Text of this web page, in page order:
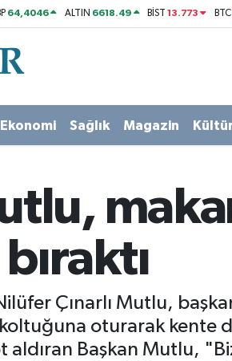
64,4046 ALTIN 6618.49 BİST13.773 BTC
Ekonomi Sağlık Magazin
Çınarlı Mutlu,
koltuğuna oturarak
aldıran Başkan Mutlu,